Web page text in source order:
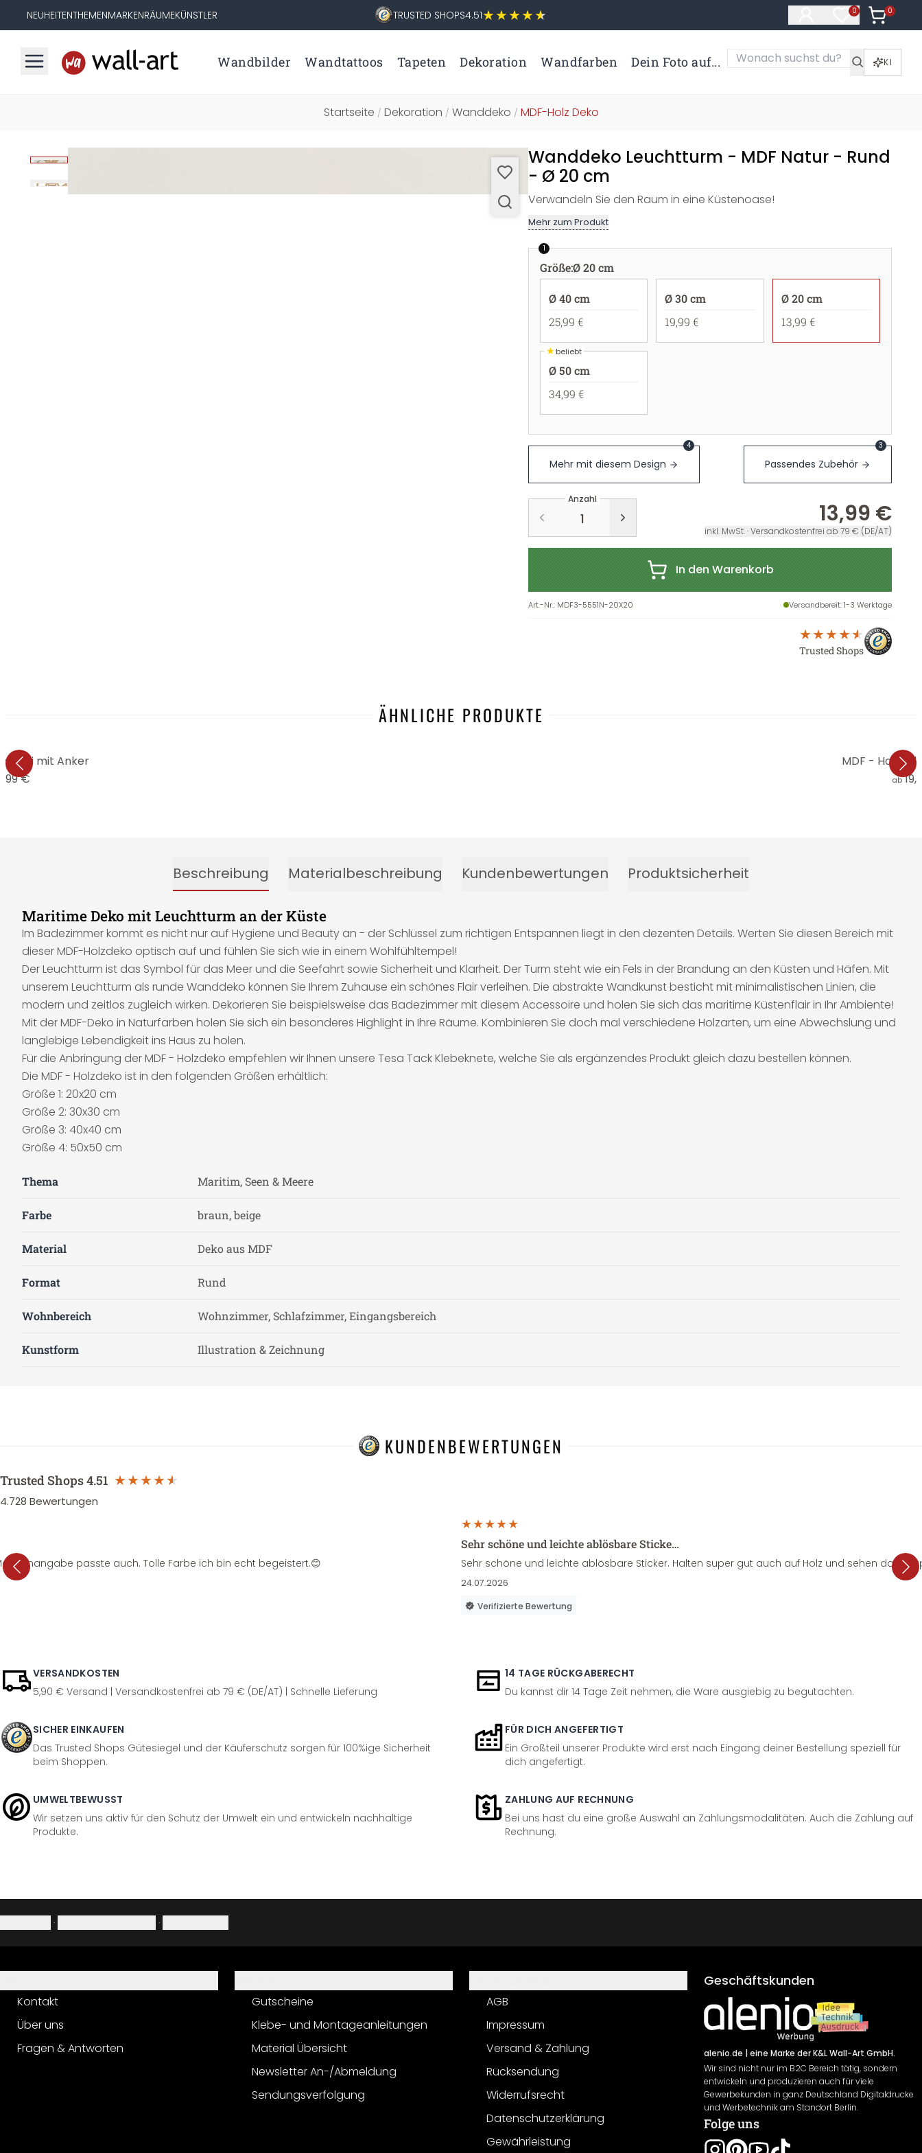
NEUHEITENTHEMENMARKENRÄUMEKÜNSTLER TRUSTED SHOPS4.51 0
Artikel im
0
Artikel
Wandbilder Wandtattoos Tapeten Dekoration Wandfarben Dein Foto auf... KI
Startseite / Dekoration / Wanddeko / MDF-Holz Deko
Wanddeko Leuchtturm - MDF Natur - Rund
- Ø 20 cm
Verwandeln Sie den Raum in eine Küstenoase!
Mehr zum Produkt
1
Größe:Ø 20 cm
Ø 40 cm
25,99 €
Ø 30 cm
19,99 €
Ø 20 cm
13,99 €
★beliebt
Ø 50 cm
34,99 €
Mehr mit diesem Design
4
Passendes Zubehör
3
Anzahl
13,99 €
inkl. MwSt. · Versandkostenfrei ab 79 € (DE/AT)
In den Warenkorb
Art.-Nr.: MDF3-5551N-20X20 Versandbereit: 1-3 Werktage
Trusted Shops
ÄHNLICHE PRODUKTE
Ahoi mit Anker
€
MDF -
ab
Beschreibung Materialbeschreibung Kundenbewertungen Produktsicherheit
Maritime Deko mit Leuchtturm an der Küste
Im Badezimmer kommt es nicht nur auf Hygiene und Beauty an - der Schlüssel zum richtigen Entspannen liegt in den dezenten Details. Werten Sie diesen Bereich mit
dieser MDF-Holzdeko optisch auf und fühlen Sie sich wie in einem Wohlfühltempel!
Der Leuchtturm ist das Symbol für das Meer und die Seefahrt sowie Sicherheit und Klarheit. Der Turm steht wie ein Fels in der Brandung an den Küsten und Häfen. Mit
unserem Leuchtturm als runde Wanddeko können Sie Ihrem Zuhause ein schönes Flair verleihen. Die abstrakte Wandkunst besticht mit minimalistischen Linien, die
modern und zeitlos zugleich wirken. Dekorieren Sie beispielsweise das Badezimmer mit diesem Accessoire und holen Sie sich das maritime Küstenflair in Ihr Ambiente!
Mit der MDF-Deko in Naturfarben holen Sie sich ein besonderes Highlight in Ihre Räume. Kombinieren Sie doch mal verschiedene Holzarten, um eine Abwechslung und
langlebige Lebendigkeit ins Haus zu holen.
Für die Anbringung der MDF - Holzdeko empfehlen wir Ihnen unsere Tesa Tack Klebeknete, welche Sie als ergänzendes Produkt gleich dazu bestellen können.
Die MDF - Holzdeko ist in den folgenden Größen erhältlich:
Größe 1: 20x20 cm
Größe 2: 30x30 cm
Größe 3: 40x40 cm
Größe 4: 50x50 cm
Thema Maritim, Seen & Meere
Farbe braun, beige
Material Deko aus MDF
Format Rund
Wohnbereich Wohnzimmer, Schlafzimmer, Eingangsbereich
Kunstform Illustration & Zeichnung
KUNDENBEWERTUNGEN
Trusted Shops4.51
4.728 Bewertungen
passte auch. Tolle Farbe ich bin echt begeistert.😊
Sehr schöne und leichte ablösbare Sticke…
Sehr schöne und leichte ablösbare Sticker. Halten super gut auch auf Holz und sehen dazu
24.07.2026
Verifizierte Bewertung
VERSANDKOSTEN
5,90 € Versand | Versandkostenfrei ab 79 € (DE/AT) | Schnelle Lieferung
14 TAGE RÜCKGABERECHT
Du kannst dir 14 Tage Zeit nehmen, die Ware ausgiebig zu begutachten.
SICHER EINKAUFEN
Das Trusted Shops Gütesiegel und der Käuferschutz sorgen für 100%ige Sicherheit
beim Shoppen.
FÜR DICH ANGEFERTIGT
Ein Großteil unserer Produkte wird erst nach Eingang deiner Bestellung speziell für
dich angefertigt.
UMWELTBEWUSST
Wir setzen uns aktiv für den Schutz der Umwelt ein und entwickeln nachhaltige
Produkte.
ZAHLUNG AUF RECHNUNG
Bei uns hast du eine große Auswahl an Zahlungsmodalitäten. Auch die Zahlung auf
Rechnung.
· ·
Kontakt
Über uns
Fragen & Antworten
Gutscheine
Klebe- und Montageanleitungen
Material Übersicht
Newsletter An-/Abmeldung
Sendungsverfolgung
AGB
Impressum
Versand & Zahlung
Rücksendung
Widerrufsrecht
Datenschutzerklärung
Gewährleistung
Geschäftskunden
alenio.de | eine Marke der K&L Wall-Art GmbH.
Wir sind nicht nur im B2C Bereich tätig, sondern
entwickeln und produzieren auch für viele
Gewerbekunden in ganz Deutschland Digitaldrucke
und Werbetechnik am Standort Berlin.
Folge uns